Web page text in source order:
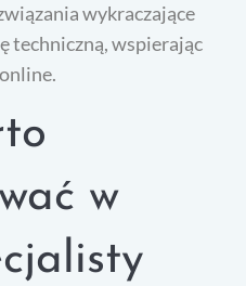
wykraczające
techniczną, wspierając
w